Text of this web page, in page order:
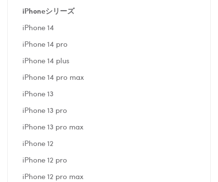
iPhoneシリーズ
iPhone 14
iPhone 14 pro
iPhone 14 plus
iPhone 14 pro max
iPhone 13
iPhone 13 pro
iPhone 13 pro max
iPhone 12
iPhone 12 pro
iPhone 12 pro max